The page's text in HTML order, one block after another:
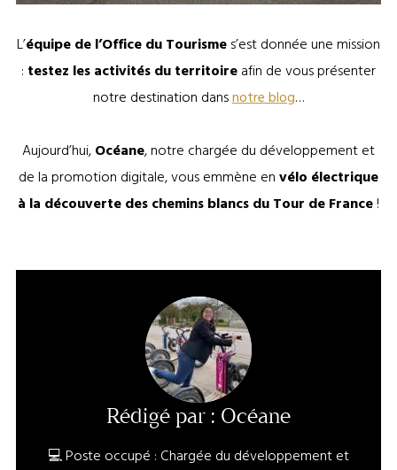
L’équipe de l’Office du Tourismes’est donnée une mission
: testez les activités du territoireafin de vous présenter
notre destination dansnotre blog…
Aujourd’hui,Océane, notre chargée du développement et
de la promotion digitale, vous emmène envélo électrique
à la découverte des chemins blancs du Tour de France!
Rédigé par : Océane
💻 Poste occupé : Chargée du développement et